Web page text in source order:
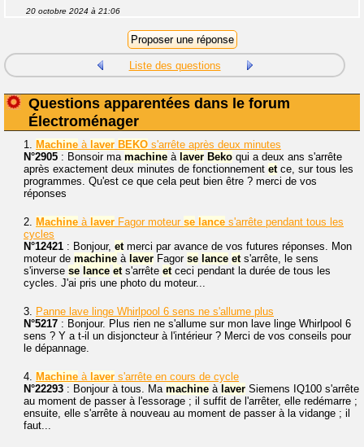
20 octobre 2024 à 21:06
Liste des questions
Questions apparentées dans le forum
Électroménager
1. Machine à laver BEKO s'arrête après deux minutes
N°2905 : Bonsoir ma machine à laver Beko qui a deux ans s'arrête
après exactement deux minutes de fonctionnement etce, sur tous les
programmes. Qu'est ce que cela peut bien être ? merci de vos
réponses
2. Machine à laver Fagor moteur se lance s'arrête pendant tous les
cycles
N°12421 : Bonjour, etmerci par avance de vos futures réponses. Mon
moteur de machine à laver Fagor se lance ets'arrête, le sens
s'inverse se lance ets'arrête etceci pendant la durée de tous les
cycles. J'ai pris une photo du moteur...
3. Panne lave linge Whirlpool 6 sens ne s'allume plus
N°5217 : Bonjour. Plus rien ne s'allume sur mon lave linge Whirlpool 6
sens ? Y a t-il un disjoncteur à l'intérieur ? Merci de vos conseils pour
le dépannage.
4. Machine à laver s'arrête en cours de cycle
N°22293 : Bonjour à tous. Ma machine à laver Siemens IQ100 s'arrête
au moment de passer à l'essorage ; il suffit de l'arrêter, elle redémarre ;
ensuite, elle s'arrête à nouveau au moment de passer à la vidange ; il
faut...